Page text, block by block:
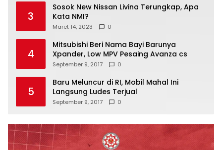
3
Sosok New Nissan Livina Terungkap, Apa
Kata NMI?
Maret 14, 2023 0
4
Mitsubishi Beri Nama Bayi Barunya
Xpander, Low MPV Pesaing Avanza cs
September 9, 2017 0
5
Baru Meluncur di RI, Mobil Mahal Ini
Langsung Ludes Terjual
September 9, 2017 0